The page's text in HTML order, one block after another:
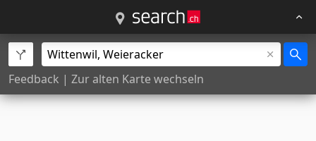
Feedback | Zur alten Karte wechseln